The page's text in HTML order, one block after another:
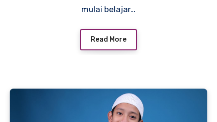
mulai belajar…
Read More